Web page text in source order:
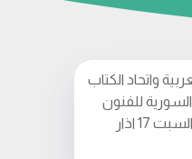
واتحاد الكتاب
للفنون
التشكيلة (شام ) أمس السبت 17 اذار